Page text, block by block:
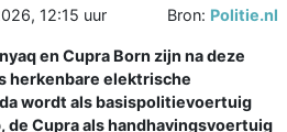
12:15 uur Bron: Politie.nl
en Cupra Born zijn na deze
herkenbare elektrische
wordt als basispolitievoertuig
de Cupra als handhavingsvoertuig